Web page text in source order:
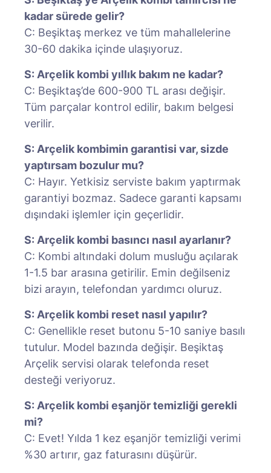
kadar sürede gelir?
C: Beşiktaş merkez ve tüm mahallelerine
30-60 dakika içinde ulaşıyoruz.
S: Arçelik kombi yıllık bakım ne kadar?
C: Beşiktaş’de 600-900 TL arası değişir.
Tüm parçalar kontrol edilir, bakım belgesi
verilir.
S: Arçelik kombimin garantisi var, sizde
yaptırsam bozulur mu?
C: Hayır. Yetkisiz serviste bakım yaptırmak
garantiyi bozmaz. Sadece garanti kapsamı
dışındaki işlemler için geçerlidir.
S: Arçelik kombi basıncı nasıl ayarlanır?
C: Kombi altındaki dolum musluğu açılarak
1-1.5 bar arasına getirilir. Emin değilseniz
bizi arayın, telefondan yardımcı oluruz.
S: Arçelik kombi reset nasıl yapılır?
C: Genellikle reset butonu 5-10 saniye basılı
tutulur. Model bazında değişir. Beşiktaş
Arçelik servisi olarak telefonda reset
desteği veriyoruz.
S: Arçelik kombi eşanjör temizliği gerekli
mi?
C: Evet! Yılda 1 kez eşanjör temizliği verimi
%30 artırır, gaz faturasını düşürür.